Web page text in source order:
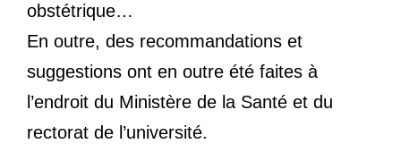
obstétrique…
En outre, des recommandations et
suggestions ont en outre été faites à
l’endroit du Ministère de la Santé et du
rectorat de l’université.